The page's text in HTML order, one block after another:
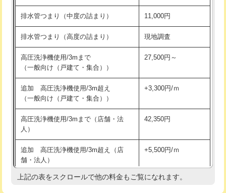
持込商品取付（浄水器・分岐水栓） 16,500円
給水管工事※（ホール加工) 16,500円
給水管工事※（バンド止め) 3,300円
給水管工事※（支持金具設置)
給水管工事※（保温材使用（バンド止
め込み）)
5,500円
給水管工事※（土の掘削・埋め戻し作
業)
11,000円
給水管工事※（塩ビ管（VP・HI）使
用/3ｍまで)
33,000円
給水管工事※（塩ビ管（VP・HI）使
+8,800円
排水管つまり（中度の詰まり） 11,000円
排水管つまり（高度の詰まり） 現地調査
高圧洗浄機使用/3mまで
（一般向け（戸建て・集合））
27,500円～
追加 高圧洗浄機使用/3m超え
（一般向け（戸建て・集合））
+3,300円/ｍ
高圧洗浄機使用/3mまで（店舗・法
人）
42,350円
追加 高圧洗浄機使用/3m超え（店
舗・法人）
+5,500円/ｍ
高度高圧洗浄換 現地調査
上記の表をスクロールで他の料金もご覧になれます。